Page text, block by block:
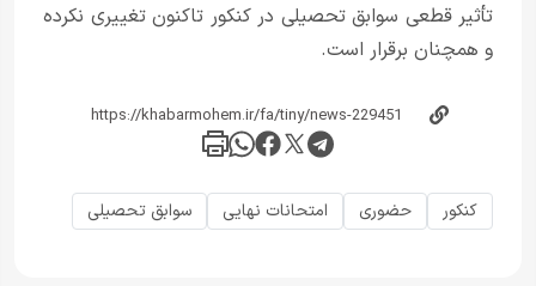
تأثیر قطعی سوابق تحصیلی در کنکور تاکنون تغییری نکرده
و همچنان برقرار است.
کنکور حضوری امتحانات نهایی سوابق تحصیلی